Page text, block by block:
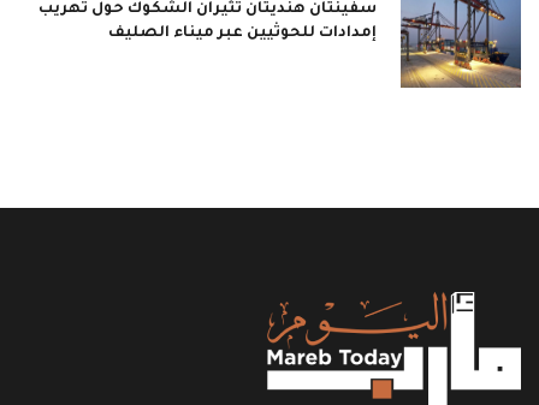
سفينتان هنديتان تثيران الشكوك حول تهريب
إمدادات للحوثيين عبر ميناء الصليف